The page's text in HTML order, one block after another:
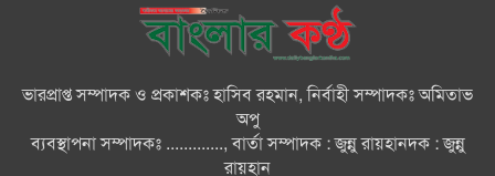
জুলাই শহিদ পরিবার ও যোদ্ধাদের
মর্যাদা নিশ্চিত করা সরকারের পবিত্র
দায়িত্ব : ভারপ্রাপ্ত রাষ্ট্রপতি
রাষ্ট্রীয় অনুষ্ঠানে বিশৃঙ্খলা ও ‘ভুয়া’
স্লোগান অত্যন্ত দুঃখজনক
ভারপ্রাপ্ত সম্পাদক ও প্রকাশকঃ হাসিব রহমান, নির্বাহী সম্পাদকঃ অমিতাভ
অপু
ব্যবস্থাপনা সম্পাদকঃ ............., বার্তা সম্পাদক : জুন্নু রায়হানদক : জুন্নু
রায়হান